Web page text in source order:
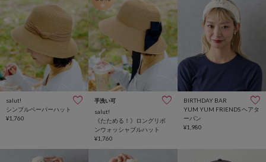
salut!
シンプルペーパーハット
¥1,760
手洗い可
salut!
《たためる！》ロングリボ
ンウォッシャブルハット
¥1,760
BIRTHDAY BAR
YUM YUM FRIENDS ヘアタ
ーバン
¥1,980